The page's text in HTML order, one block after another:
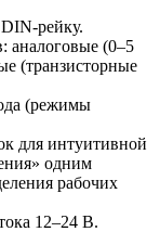
рейку.
(0–5
(транзисторные
(режимы
для интуитивной
одним
рабочих
12–24 В.